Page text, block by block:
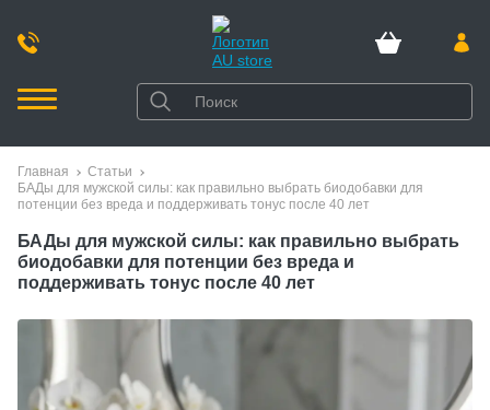
Главная
Статьи
БАДы для мужской силы: как правильно выбрать биодобавки для
потенции без вреда и поддерживать тонус после 40 лет
БАДы для мужской силы: как правильно выбрать
биодобавки для потенции без вреда и
поддерживать тонус после 40 лет